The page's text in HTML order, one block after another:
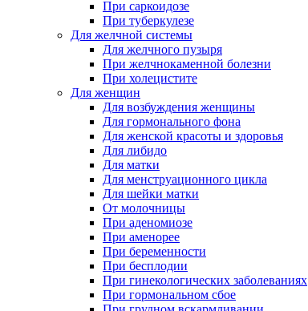
При саркоидозе
При туберкулезе
Для желчной системы
Для желчного пузыря
При желчнокаменной болезни
При холецистите
Для женщин
Для возбуждения женщины
Для гормонального фона
Для женской красоты и здоровья
Для либидо
Для матки
Для менструационного цикла
Для шейки матки
От молочницы
При аденомиозе
При аменорее
При беременности
При бесплодии
При гинекологических заболеваниях
При гормональном сбое